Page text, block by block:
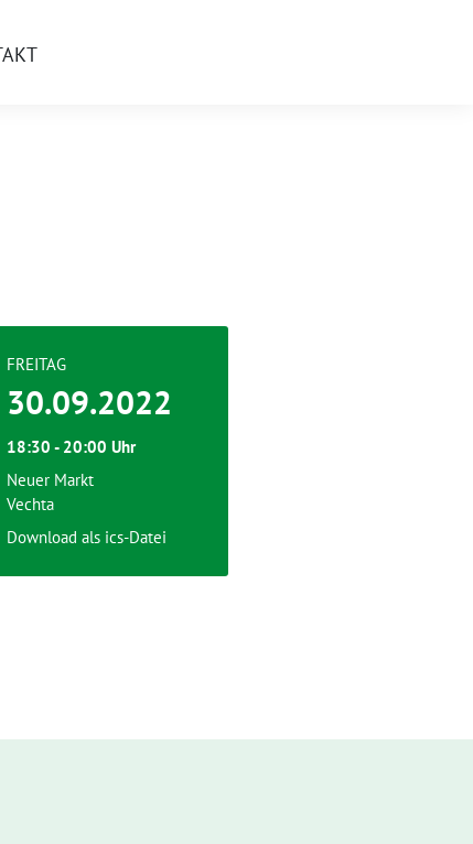
FREITAG
30.09.2022
18:30 - 20:00 Uhr
Neuer Markt
Vechta
Download als ics-Datei